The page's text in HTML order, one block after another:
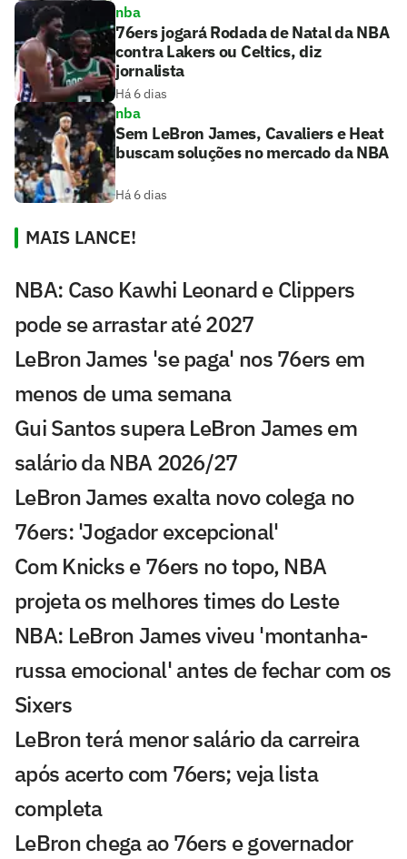
nba
76ers jogará Rodada de Natal da NBA
contra Lakers ou Celtics, diz
jornalista
Há 6 dias
nba
Sem LeBron James, Cavaliers e Heat
buscam soluções no mercado da NBA
Há 6 dias
MAIS LANCE!
NBA: Caso Kawhi Leonard e Clippers
pode se arrastar até 2027
LeBron James 'se paga' nos 76ers em
menos de uma semana
Gui Santos supera LeBron James em
salário da NBA 2026/27
LeBron James exalta novo colega no
76ers: 'Jogador excepcional'
Com Knicks e 76ers no topo, NBA
projeta os melhores times do Leste
NBA: LeBron James viveu 'montanha-
russa emocional' antes de fechar com os
Sixers
LeBron terá menor salário da carreira
após acerto com 76ers; veja lista
completa
LeBron chega ao 76ers e governador